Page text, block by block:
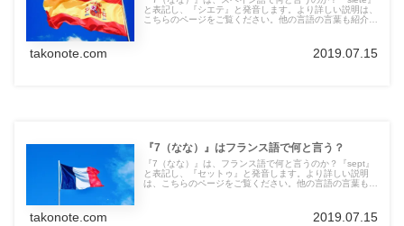
と表記し、『シエテ』と発音します。より詳しい説明は、
こちらのページをご覧ください。他の言語の言葉も紹介し
takonote.com 2019.07.15
『7（なな）』はフランス語で何と言う？
『7（なな）』は、フランス語で何と言うのか？『sept』
と表記し、『セットゥ』と発音します。より詳しい説明
は、こちらのページをご覧ください。他の言語の言葉も紹
takonote.com 2019.07.15